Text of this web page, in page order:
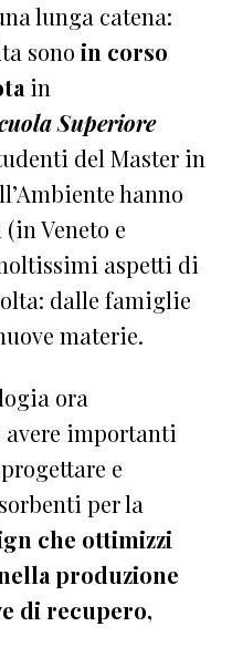
lunga catena:
sono in corso
in
Superiore
del Master in
hanno
Veneto e
aspetti di
dalle famiglie
materie.
ora
importanti
e
per la
che ottimizzi
produzione
di recupero,